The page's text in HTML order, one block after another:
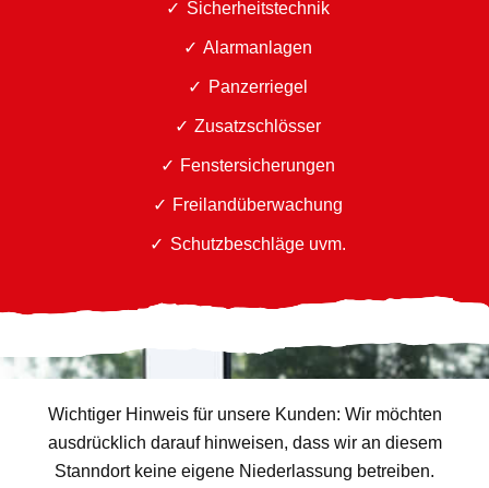
Sicherheitstechnik
Alarmanlagen
Panzerriegel
Zusatzschlösser
Fenstersicherungen
Freilandüberwachung
Schutzbeschläge uvm.
Wichtiger Hinweis für unsere Kunden: Wir möchten
ausdrücklich darauf hinweisen, dass wir an diesem
Stanndort keine eigene Niederlassung betreiben.